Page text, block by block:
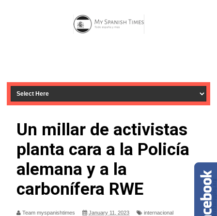
Un millar de activistas
planta cara a la Policía
alemana y a la
carbonífera RWE
Team myspanishtimes January 11, 2023 internacional